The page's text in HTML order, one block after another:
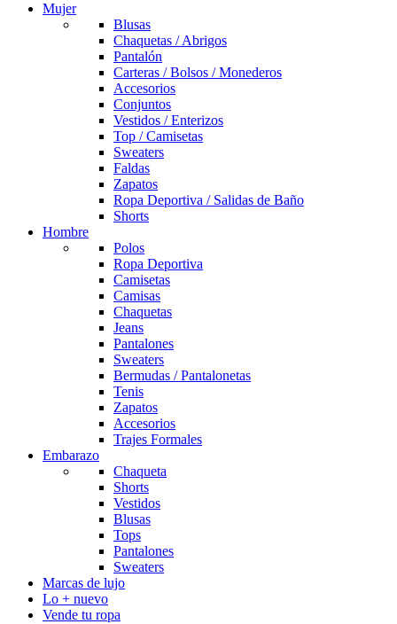
Mujer
Blusas
Chaquetas / Abrigos
Pantalón
Carteras / Bolsos / Monederos
Accesorios
Conjuntos
Vestidos / Enterizos
Top / Camisetas
Sweaters
Faldas
Zapatos
Ropa Deportiva / Salidas de Baño
Shorts
Hombre
Polos
Ropa Deportiva
Camisetas
Camisas
Chaquetas
Jeans
Pantalones
Sweaters
Bermudas / Pantalonetas
Tenis
Zapatos
Accesorios
Trajes Formales
Embarazo
Chaqueta
Shorts
Vestidos
Blusas
Tops
Pantalones
Sweaters
Marcas de lujo
Lo + nuevo
Vende tu ropa